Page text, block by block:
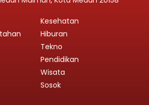
Kesehatan
Hiburan
Tekno
Pendidikan
Wisata
Sosok